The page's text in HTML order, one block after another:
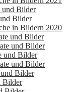
und Bilder
Bilder
in Bildern 2020
und Bilder
und Bilder
und Bilder
und Bilder
Bilder
Bilder